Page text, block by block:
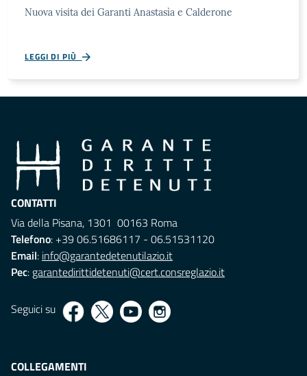
Nuova visita dei Garanti Anastasìa e Calderone
LEGGI DI PIÙ
CONTATTI
Via della Pisana, 1301 00163 Roma
Telefono: +39 06.51686117 - 06.51531120
Email: info@garantedetenutilazio.it
Pec: garantedirittidetenuti@cert.consreglazio.it
Seguici su
COLLEGAMENTI